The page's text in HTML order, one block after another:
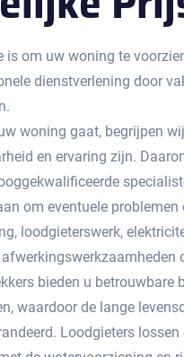
is om uw woning te
dienstverlening door
woning gaat, begrijpen
en ervaring zijn.
om eventuele problemen
loodgieterswerk,
bieden u betrouwbare
waardoor de lange
Loodgieters lossen